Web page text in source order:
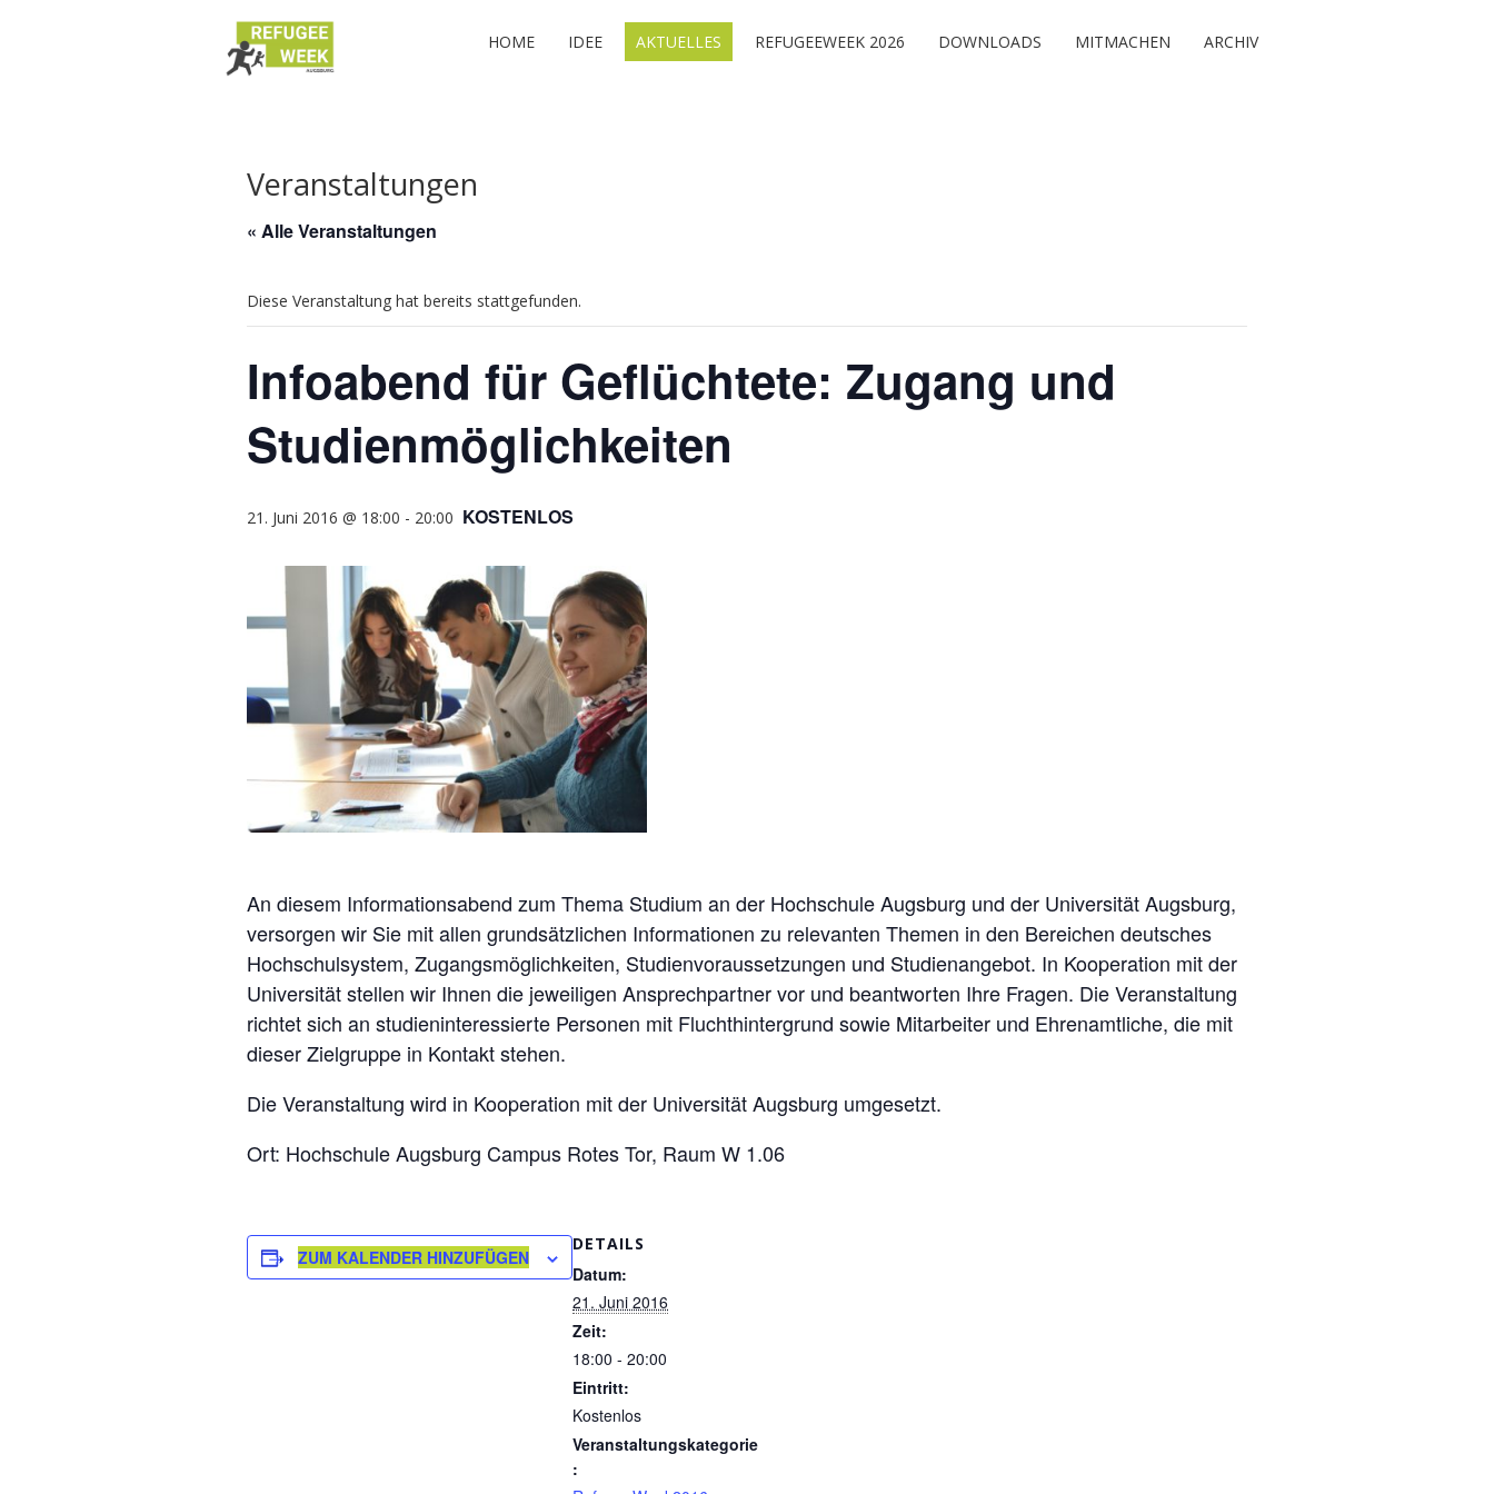
HOME IDEE AKTUELLES REFUGEEWEEK 2026 DOWNLOADS MITMACHEN ARCHIV
Veranstaltungen
« Alle Veranstaltungen
Diese Veranstaltung hat bereits stattgefunden.
Infoabend für Geflüchtete: Zugang und
Studienmöglichkeiten
21. Juni 2016 @ 18:00 - 20:00 KOSTENLOS
An diesem Informationsabend zum Thema Studium an der Hochschule Augsburg und der Universität Augsburg,
versorgen wir Sie mit allen grundsätzlichen Informationen zu relevanten Themen in den Bereichen deutsches
Hochschulsystem, Zugangsmöglichkeiten, Studienvoraussetzungen und Studienangebot. In Kooperation mit der
Universität stellen wir Ihnen die jeweiligen Ansprechpartner vor und beantworten Ihre Fragen. Die Veranstaltung
richtet sich an studieninteressierte Personen mit Fluchthintergrund sowie Mitarbeiter und Ehrenamtliche, die mit
dieser Zielgruppe in Kontakt stehen.
Die Veranstaltung wird in Kooperation mit der Universität Augsburg umgesetzt.
Ort: Hochschule Augsburg Campus Rotes Tor, Raum W 1.06
ZUM KALENDER HINZUFÜGEN
DETAILS
Datum:
21. Juni 2016
Zeit:
18:00 - 20:00
Eintritt:
Kostenlos
Veranstaltungskategorie
: